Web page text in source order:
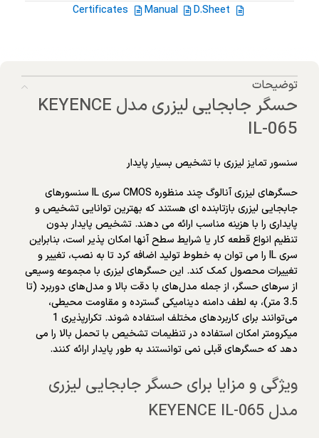
D.Sheet
Manual
Certificates
توضیحات
حسگر جابجایی لیزری مدل KEYENCE
IL-065
سنسور تمایز لیزری با تشخیص بسیار پایدار
حسگرهای لیزری آنالوگ چند منظوره CMOS سری IL سنسورهای
جابجایی لیزری بازتابنده ای هستند که بهترین توانایی تشخیص و
پایداری را با هزینه مناسب ارائه می دهند. تشخیص پایدار بدون
تنظیم انواع قطعه کار یا شرایط سطح آنها امکان پذیر است، بنابراین
سری IL را می توان به خطوط تولید اضافه کرد تا به نصب، تغییر و
تغییرات محصول کمک کند. این حسگرهای لیزری با مجموعه وسیعی
از سرهای حسگر، از جمله مدل‌های با دقت بالا و مدل‌های دوربرد (تا
3.5 متر)، به لطف دامنه دینامیکی گسترده و مقاومت محیطی،
می‌توانند برای کاربردهای مختلف استفاده شوند. تکرارپذیری 1
میکرومتر امکان استفاده در تنظیمات تشخیص با تحمل بالا را می
دهد که حسگرهای قبلی نمی توانستند به طور پایدار ارائه کنند.
ویژگی و مزایا برای حسگر جابجایی لیزری
مدل KEYENCE IL-065